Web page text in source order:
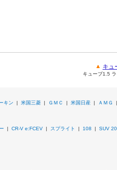
キュ
キューブ1.5
キン | 米国三菱 | ＧＭＣ | 米国日産 | ＡＭＧ
| CR-V e:FCEV | スプライト | 108 | SUV